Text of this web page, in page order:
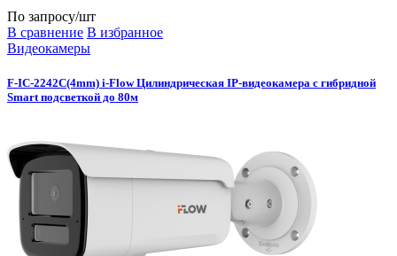
По запросу/шт
В сравнение В избранное
Видеокамеры
F-IC-2242C(4mm) i-Flow Цилиндрическая IP-видеокамера с гибридной
Smart подсветкой до 80м